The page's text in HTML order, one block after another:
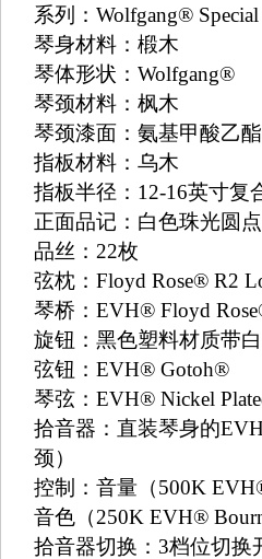
系列： Wolfgang® Special
琴身材料：椴木
琴体形状： Wolfgang®
琴颈材料：枫木
琴颈漆面：氨基甲酸乙
指板材料：乌木
指板半径： 12-16英寸复
正面品记：白色珠光圆点
品丝： 22枚
弦枕： Floyd Rose® R2
琴桥： EVH® Floyd
旋钮：黑色塑料材质带
弦钮： EVH® Gotoh®
琴弦： EVH® Nickel
拾音器：直装琴身的
颈）
控制： 音量（500K
音色（250K EVH®
拾音器切换： 3档位切换